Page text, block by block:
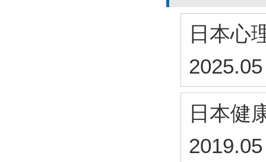
日本心
2025.05
日本健
2019.05